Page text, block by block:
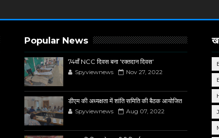
Popular News
74वाँ NCC दिवस बना 'रक्तदान दिवस'
Spyviewnews Nov 27, 2022
डीएम की अध्यक्षता में शांति समिति की बैठक आयोजित
Spyviewnews Aug 07, 2022